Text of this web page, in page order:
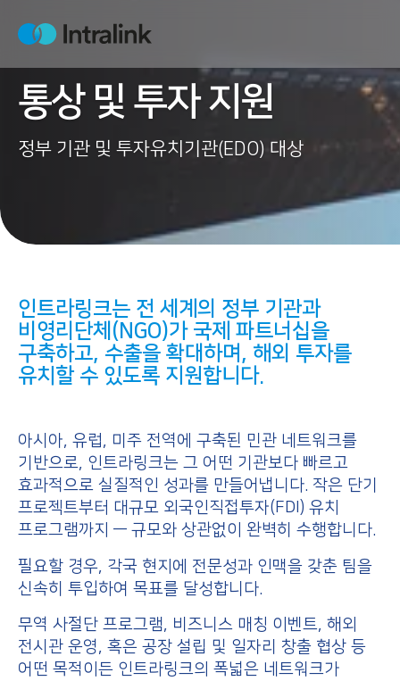
t
e
H
m
e
통상 및 투자 지원
정부 기관 및 투자유치기관(EDO) 대상
인트라링크는 전 세계의 정부 기관과
비영리단체(NGO)가 국제 파트너십을
구축하고, 수출을 확대하며, 해외 투자를
유치할 수 있도록 지원합니다.
아시아, 유럽, 미주 전역에 구축된 민관 네트워크를
기반으로, 인트라링크는 그 어떤 기관보다 빠르고
효과적으로 실질적인 성과를 만들어냅니다. 작은 단기
프로젝트부터 대규모 외국인직접투자(FDI) 유치
프로그램까지 — 규모와 상관없이 완벽히 수행합니다.
필요할 경우, 각국 현지에 전문성과 인맥을 갖춘 팀을
신속히 투입하여 목표를 달성합니다.
무역 사절단 프로그램, 비즈니스 매칭 이벤트, 해외
전시관 운영, 혹은 공장 설립 및 일자리 창출 협상 등
어떤 목적이든 인트라링크의 폭넓은 네트워크가